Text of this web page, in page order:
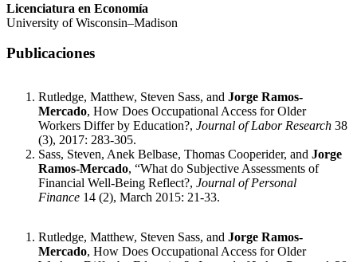
Licenciatura en Economía
University of Wisconsin–Madison
Publicaciones
Rutledge, Matthew, Steven Sass, and Jorge Ramos-
Mercado, How Does Occupational Access for Older
Workers Differ by Education?, Journal of Labor Research 38
(3), 2017: 283-305.
Sass, Steven, Anek Belbase, Thomas Cooperider, and Jorge
Ramos-Mercado, “What do Subjective Assessments of
Financial Well-Being Reflect?, Journal of Personal
Finance 14 (2), March 2015: 21-33.
Rutledge, Matthew, Steven Sass, and Jorge Ramos-
Mercado, How Does Occupational Access for Older